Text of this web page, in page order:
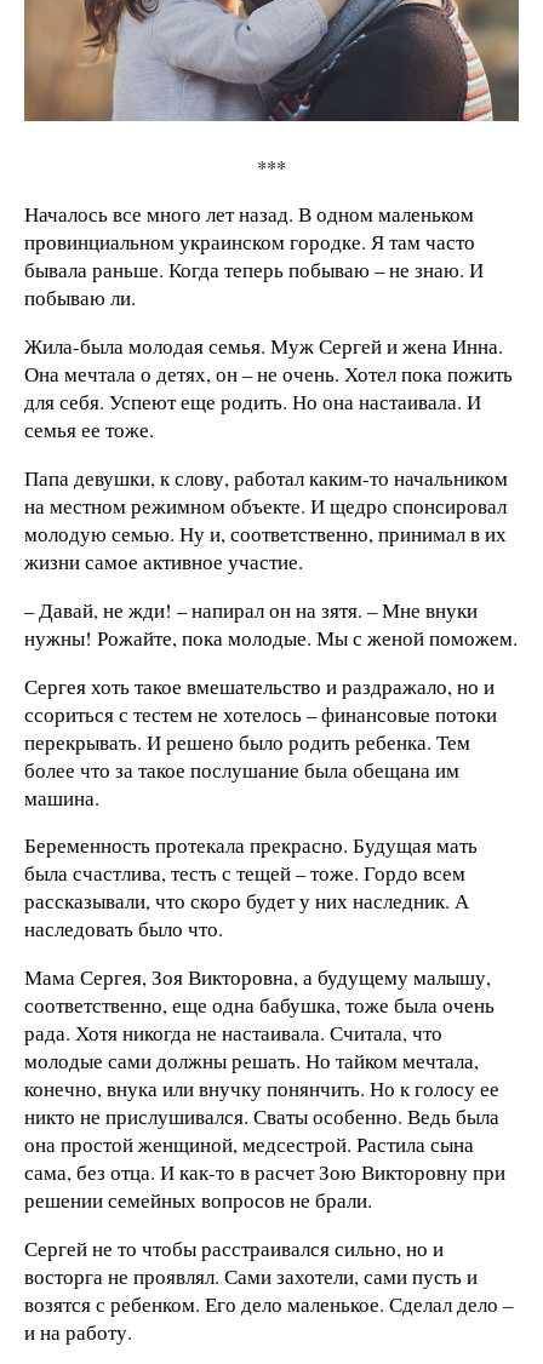
***
Началось все много лет назад. В одном маленьком
провинциальном украинском городке. Я там часто
бывала раньше. Когда теперь побываю – не знаю. И
побываю ли.
Жила-была молодая семья. Муж Сергей и жена Инна.
Она мечтала о детях, он – не очень. Хотел пока пожить
для себя. Успеют еще родить. Но она настаивала. И
семья ее тоже.
Папа девушки, к слову, работал каким-то начальником
на местном режимном объекте. И щедро спонсировал
молодую семью. Ну и, соответственно, принимал в их
жизни самое активное участие.
– Давай, не жди! – напирал он на зятя. – Мне внуки
нужны! Рожайте, пока молодые. Мы с женой поможем.
Сергея хоть такое вмешательство и раздражало, но и
ссориться с тестем не хотелось – финансовые потоки
перекрывать. И решено было родить ребенка. Тем
более что за такое послушание была обещана им
машина.
Беременность протекала прекрасно. Будущая мать
была счастлива, тесть с тещей – тоже. Гордо всем
рассказывали, что скоро будет у них наследник. А
наследовать было что.
Мама Сергея, Зоя Викторовна, а будущему малышу,
соответственно, еще одна бабушка, тоже была очень
рада. Хотя никогда не настаивала. Считала, что
молодые сами должны решать. Но тайком мечтала,
конечно, внука или внучку понянчить. Но к голосу ее
никто не прислушивался. Сваты особенно. Ведь была
она простой женщиной, медсестрой. Растила сына
сама, без отца. И как-то в расчет Зою Викторовну при
решении семейных вопросов не брали.
Сергей не то чтобы расстраивался сильно, но и
восторга не проявлял. Сами захотели, сами пусть и
возятся с ребенком. Его дело маленькое. Сделал дело –
и на работу.